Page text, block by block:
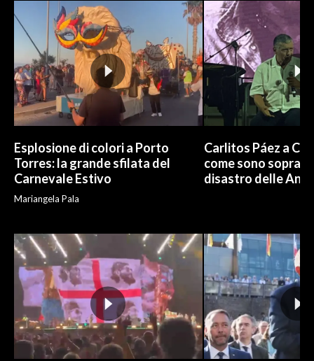
Esplosione di colori a Porto
Torres: la grande sfilata del
Carnevale Estivo
Mariangela Pala
Carlitos Páez a
come sono
disastro delle